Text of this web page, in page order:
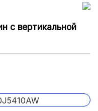
с вертикальной